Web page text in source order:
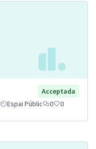
Acceptada
Espai Públic 0 0